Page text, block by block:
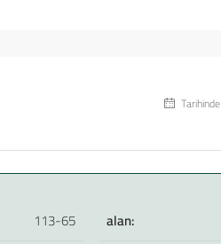
113-65 alan: